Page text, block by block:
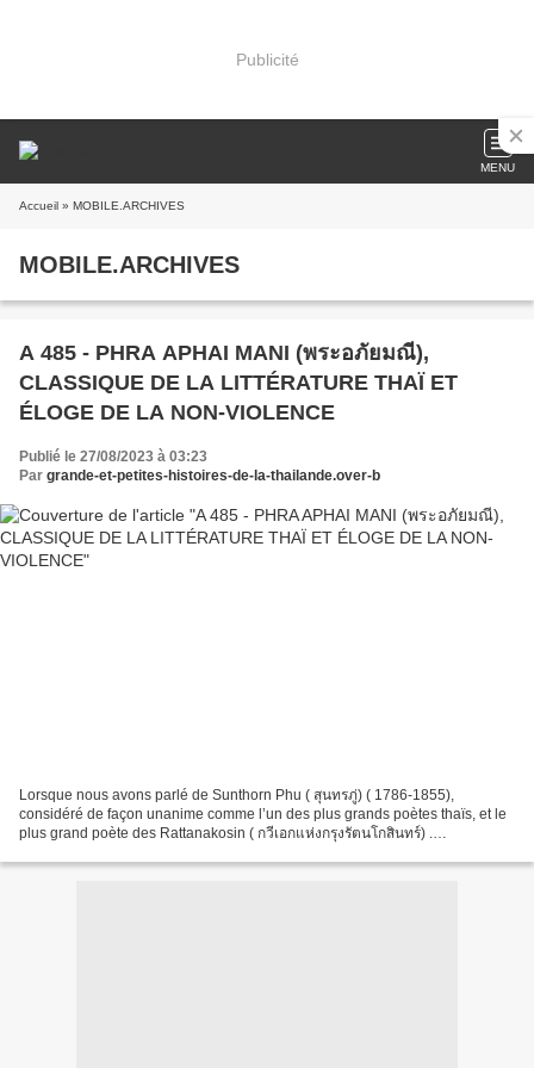
Publicité
MENU
Accueil » MOBILE.ARCHIVES
MOBILE.ARCHIVES
A 485 - PHRA APHAI MANI (พระอภัยมณี),
CLASSIQUE DE LA LITTÉRATURE THAÏ ET
ÉLOGE DE LA NON-VIOLENCE
Publié le 27/08/2023 à 03:23
Par grande-et-petites-histoires-de-la-thailande.over-b
Lorsque nous avons parlé de Sunthorn Phu ( สุนทรภู่) ( 1786-1855),
considéré de façon unanime comme l’un des plus grands poètes thaïs, et le
plus grand poète des Rattanakosin ( กวีเอกแห่งกรุงรัตนโกสินทร์) .